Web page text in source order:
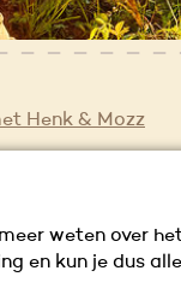
Henk & Mozz
weten over
en kun je dus